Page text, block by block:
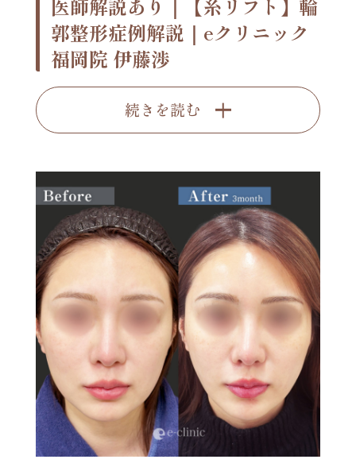
医師解説あり｜【糸リフト】輪
郭整形症例解説｜eクリニック
福岡院 伊藤渉
続きを読む